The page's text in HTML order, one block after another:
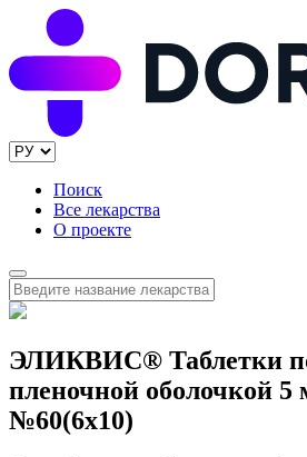
Поиск
Все лекарства
О проекте
ЭЛИКВИС® Таблетки
пленочной оболочкой 5
№60(6x10)